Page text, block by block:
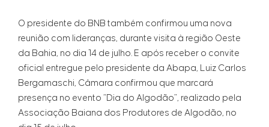
O presidente do BNB também confirmou uma nova
reunião com lideranças, durante visita à região Oeste
da Bahia, no dia 14 de julho. E após receber o convite
oficial entregue pelo presidente da Abapa, Luiz Carlos
Bergamaschi, Câmara confirmou que marcará
presença no evento “Dia do Algodão”, realizado pela
Associação Baiana dos Produtores de Algodão, no